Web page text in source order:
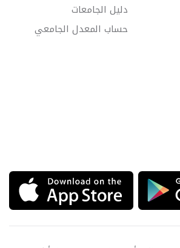
دليل الجامعات
حساب المعدل الجامعي